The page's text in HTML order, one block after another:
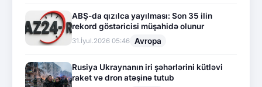
ABŞ-da qızılca yayılması: Son 35 ilin
rekord göstəricisi müşahidə olunur
31.İyul.2026 05:46 Avropa
Rusiya Ukraynanın iri şəhərlərini kütləvi
raket və dron atəşinə tutub